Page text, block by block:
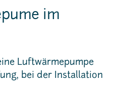
im
Luftwärmepumpe
bei der Installation